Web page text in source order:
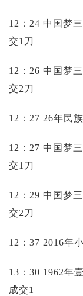
12：24 中国梦
交1刀
12：26 中国梦
交2刀
12：27 26年民
12：27 中国梦
交1刀
12：29 中国梦
交2刀
12：37 2016年
13：30 1962年
成交1